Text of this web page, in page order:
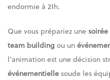
endormie à 21h.
Que vous prépariez unesoirée
team building ou un
l’animation est une décision
événementielle soude les